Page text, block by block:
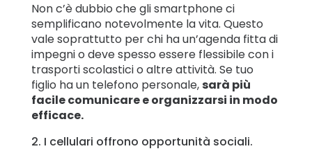
Non c’è dubbio che gli smartphone ci
semplificano notevolmente la vita. Questo
vale soprattutto per chi ha un’agenda fitta di
impegni o deve spesso essere flessibile con i
trasporti scolastici o altre attività. Se tuo
figlio ha un telefono personale, sarà più
facile comunicare e organizzarsi in modo
efficace.
2. I cellulari offrono opportunità sociali.